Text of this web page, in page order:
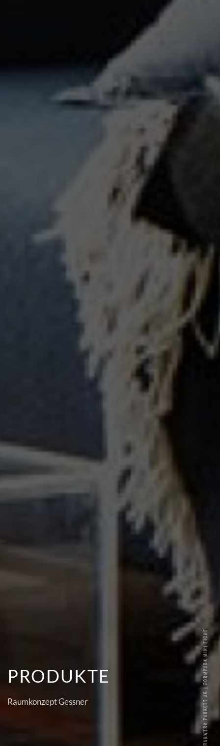
PRODUKTE
Raumkonzept Gessner BAUWERK PARKETT AG | FORMPARK MINI EICHE